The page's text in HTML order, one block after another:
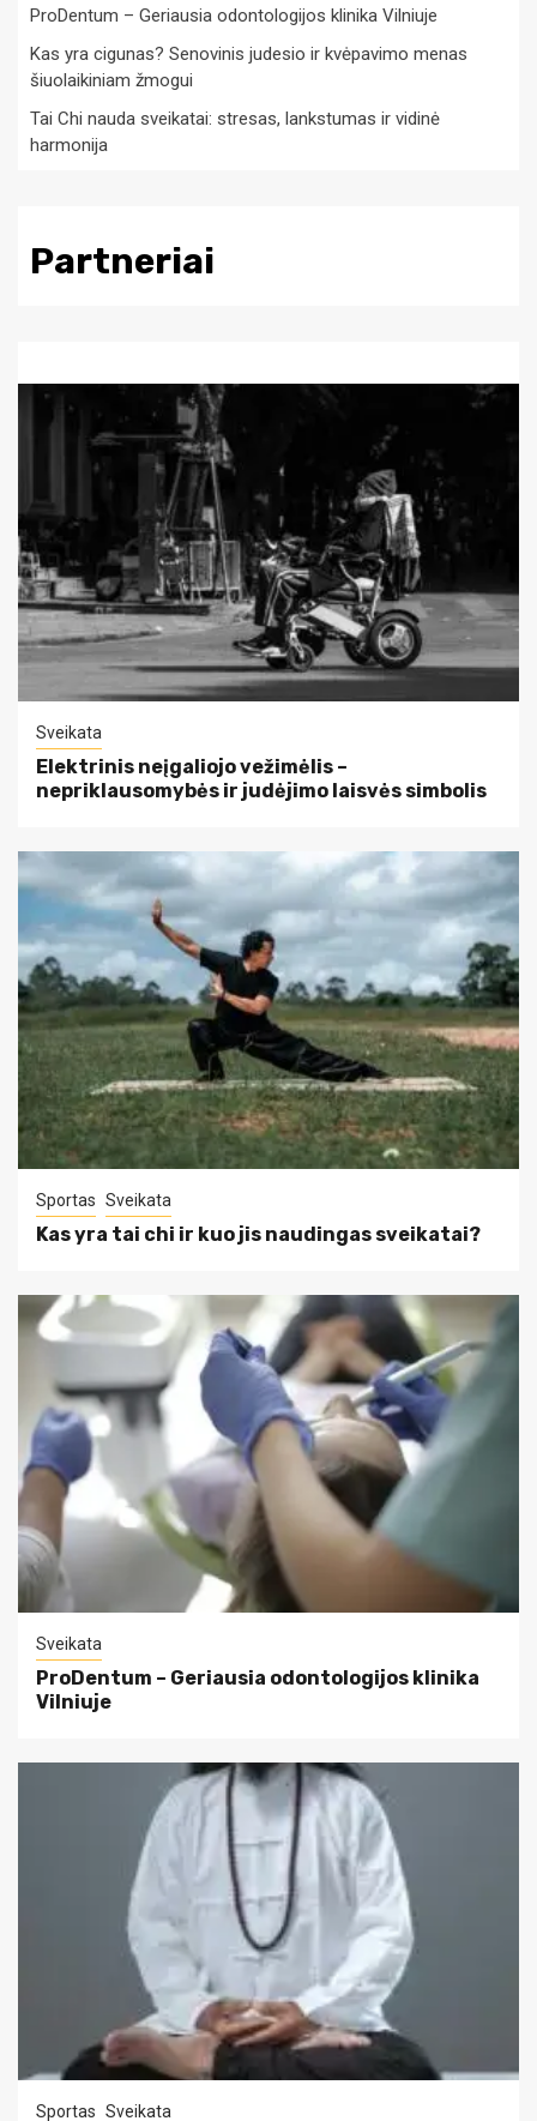
ProDentum – Geriausia odontologijos klinika Vilniuje
Kas yra cigunas? Senovinis judesio ir kvėpavimo menas
šiuolaikiniam žmogui
Tai Chi nauda sveikatai: stresas, lankstumas ir vidinė
harmonija
Partneriai
Sveikata
Elektrinis neįgaliojo vežimėlis –
nepriklausomybės ir judėjimo laisvės simbolis
Sportas Sveikata
Kas yra tai chi ir kuo jis naudingas sveikatai?
Sveikata
ProDentum – Geriausia odontologijos klinika
Vilniuje
Sportas Sveikata